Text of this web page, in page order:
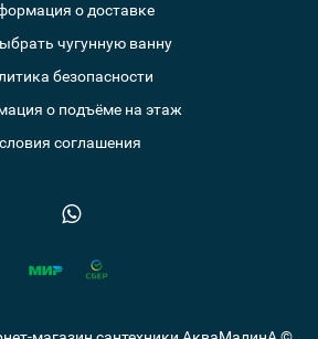
о доставке
чугунную ванну
безопасности
о подъёме на этаж
соглашения